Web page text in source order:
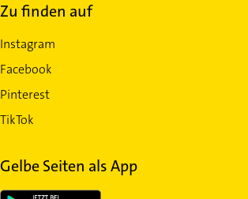
Zu finden auf
Instagram
Facebook
Pinterest
TikTok
Gelbe Seiten als App